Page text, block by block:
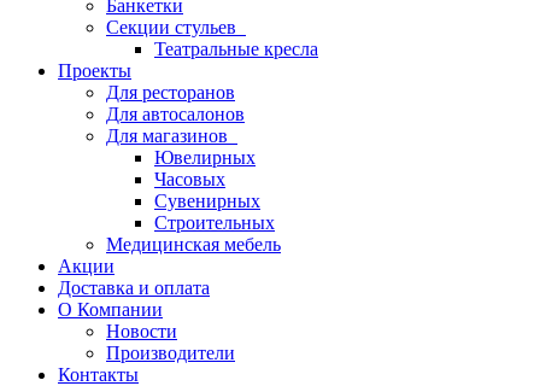
Банкетки
Секции стульев
Театральные кресла
Проекты
Для ресторанов
Для автосалонов
Для магазинов
Ювелирных
Часовых
Сувенирных
Строительных
Медицинская мебель
Акции
Доставка и оплата
О Компании
Новости
Производители
Контакты